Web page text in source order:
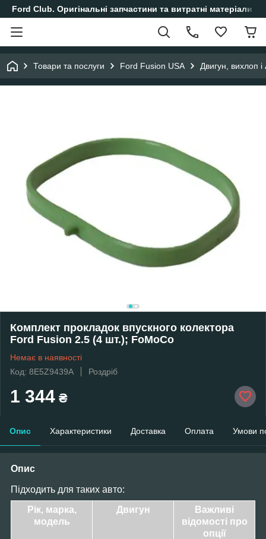
Ford Club. Оригінальні запчастини та витратні матеріали
Товари та послуги Ford Fusion USA Двигун, вихлоп
Комплект прокладок впускного колектора
Ford Fusion 2.5 (4 шт.); FoMoCo
Немає в наявності
Код: 8E5Z9439A
Роздріб
1 344 ₴
Опис Характеристики Доставка Оплата Умови
Опис
Підходить для таких авто:
Рік, марка,
модель
Двигун
Важливі
відомості про
опції